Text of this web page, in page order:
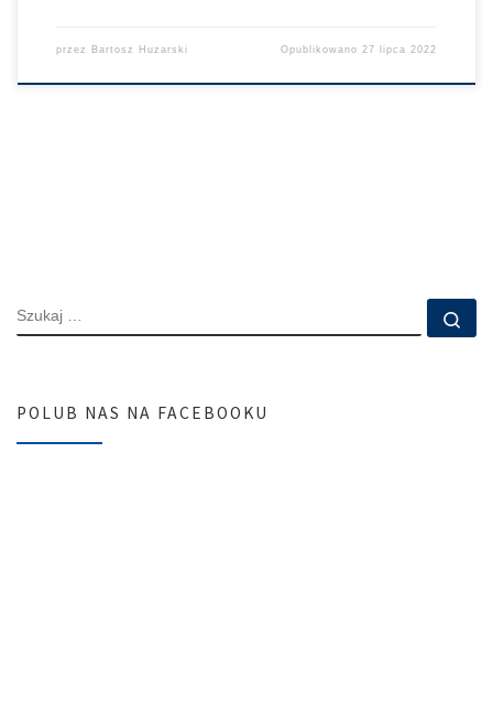
przez Bartosz Huzarski Opublikowano 27 lipca 2022
SZUKAJ
POLUB NAS NA FACEBOOKU